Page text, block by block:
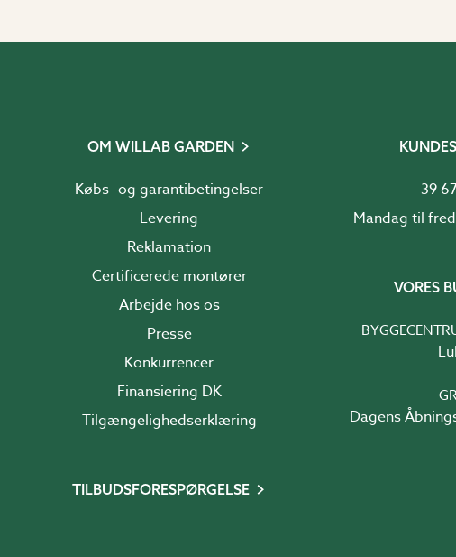
OM WILLAB GARDEN
Købs- og garantibetingelser
Levering
Reklamation
Certificerede montører
Arbejde hos os
Presse
Konkurrencer
Finansiering DK
Tilgængelighedserklæring
TILBUDSFORESPØRGELSE
39
VORES
Dagens